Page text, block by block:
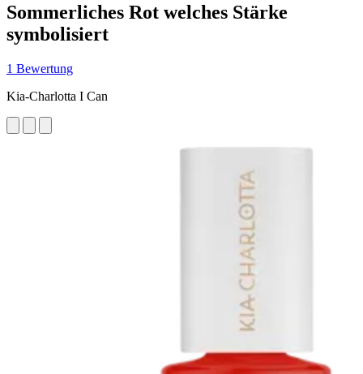
Sommerliches Rot welches Stärke
symbolisiert
1 Bewertung
Kia-Charlotta I Can